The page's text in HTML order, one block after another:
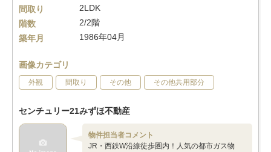
間取り
2LDK
階数
2/2階
築年月
1986年04月
画像カテゴリ
外観 間取り その他 その他共用部分
センチュリー21みずほ不動産
物件担当者コメント
JR・西鉄W沿線徒歩圏内！人気の都市ガス物